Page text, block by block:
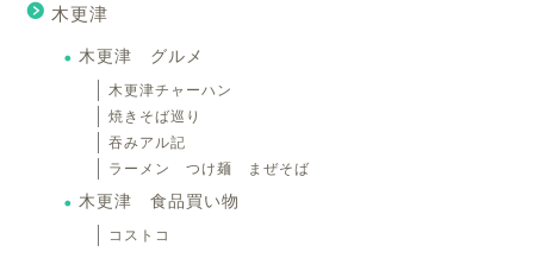
木更津
木更津 グルメ
木更津チャーハン
焼きそば巡り
吞みアル記
ラーメン つけ麺 まぜそば
木更津 食品買い物
コストコ